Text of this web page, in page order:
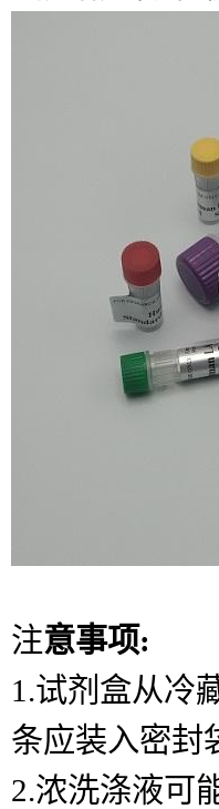
注意事项:
1.试剂盒从冷
条应装入密封
2.浓洗涤液可